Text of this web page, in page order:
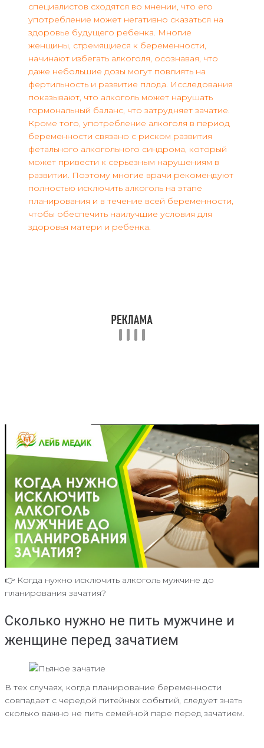
специалистов сходятся во мнении, что его
употребление может негативно сказаться на
здоровье будущего ребенка. Многие
женщины, стремящиеся к беременности,
начинают избегать алкоголя, осознавая, что
даже небольшие дозы могут повлиять на
фертильность и развитие плода. Исследования
показывают, что алкоголь может нарушать
гормональный баланс, что затрудняет зачатие.
Кроме того, употребление алкоголя в период
беременности связано с риском развития
фетального алкогольного синдрома, который
может привести к серьезным нарушениям в
развитии. Поэтому многие врачи рекомендуют
полностью исключить алкоголь на этапе
планирования и в течение всей беременности,
чтобы обеспечить наилучшие условия для
здоровья матери и ребенка.
👉 Когда нужно исключить алкоголь мужчине до
планирования зачатия?
Сколько нужно не пить мужчине и
женщине перед зачатием
В тех случаях, когда планирование беременности
совпадает с чередой питейных событий, следует знать
сколько важно не пить семейной паре перед зачатием.